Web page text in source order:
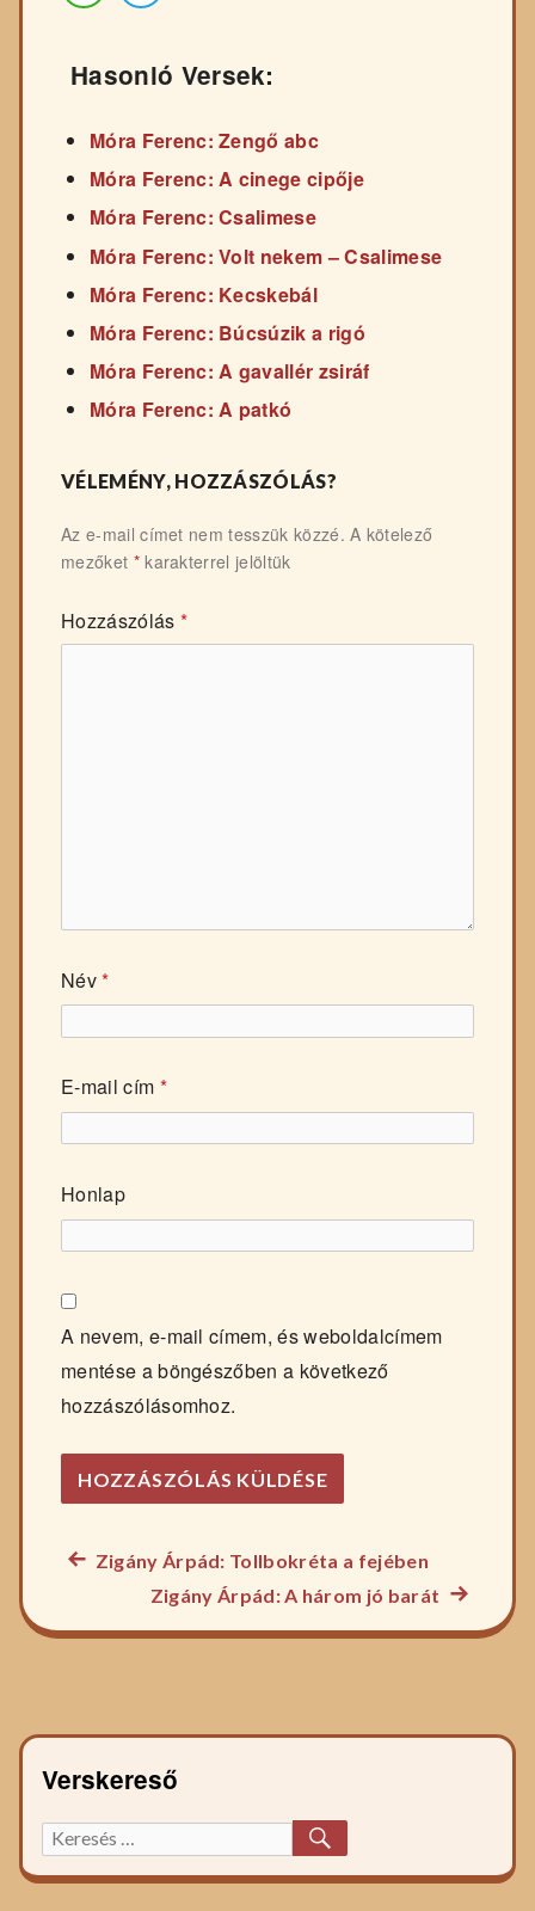
Hasonló Versek:
Móra Ferenc: Zengő abc
Móra Ferenc: A cinege cipője
Móra Ferenc: Csalimese
Móra Ferenc: Volt nekem – Csalimese
Móra Ferenc: Kecskebál
Móra Ferenc: Búcsúzik a rigó
Móra Ferenc: A gavallér zsiráf
Móra Ferenc: A patkó
VÉLEMÉNY, HOZZÁSZÓLÁS?
Az e-mail címet nem tesszük közzé. A kötelező
mezőket *karakterrel jelöltük
Hozzászólás *
Név*
E-mail cím *
Honlap
A nevem, e-mail címem, és weboldalcímem
mentése a böngészőben a következő
hozzászólásomhoz.
Bejegyzés
navigáció
Előző
főzelék
recept:
Zigány Árpád: Tollbokréta a fejében
Zigány Árpád: A három jó barát
főzelék
Verskereső
Keresett
főzelék